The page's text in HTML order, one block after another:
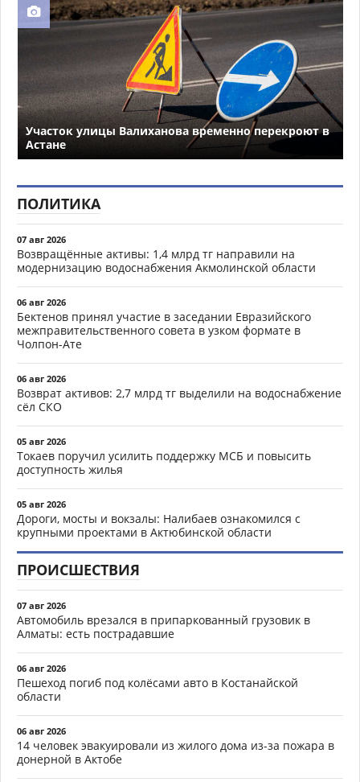
Участок улицы Валиханова временно перекроют в
Астане
ПОЛИТИКА
07 авг 2026
Возвращённые активы: 1,4 млрд тг направили на
модернизацию водоснабжения Акмолинской области
06 авг 2026
Бектенов принял участие в заседании Евразийского
межправительственного совета в узком формате в
Чолпон-Ате
06 авг 2026
Возврат активов: 2,7 млрд тг выделили на водоснабжение
сёл СКО
05 авг 2026
Токаев поручил усилить поддержку МСБ и повысить
доступность жилья
05 авг 2026
Дороги, мосты и вокзалы: Налибаев ознакомился с
крупными проектами в Актюбинской области
ПРОИСШЕСТВИЯ
07 авг 2026
Автомобиль врезался в припаркованный грузовик в
Алматы: есть пострадавшие
06 авг 2026
Пешеход погиб под колёсами авто в Костанайской
области
06 авг 2026
14 человек эвакуировали из жилого дома из-за пожара в
донерной в Актобе